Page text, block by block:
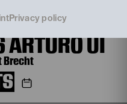
Privacy policy
ARTURO UI
Brecht